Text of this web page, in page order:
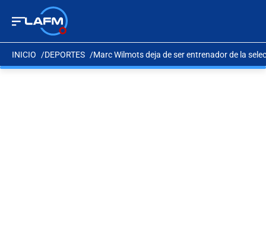
INICIO DEPORTES Marc Wilmots deja de ser entrenador de la